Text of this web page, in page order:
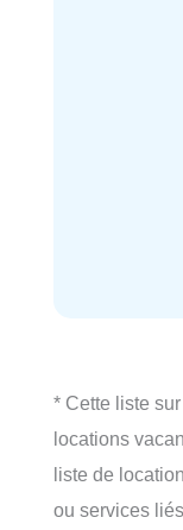
* Cette liste
locations
liste de
ou services